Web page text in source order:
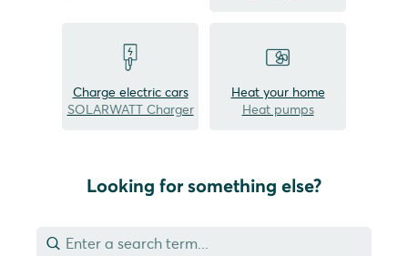
Charge electric cars
SOLARWATT Charger
Heat your home
Heat pumps
Looking for something else?